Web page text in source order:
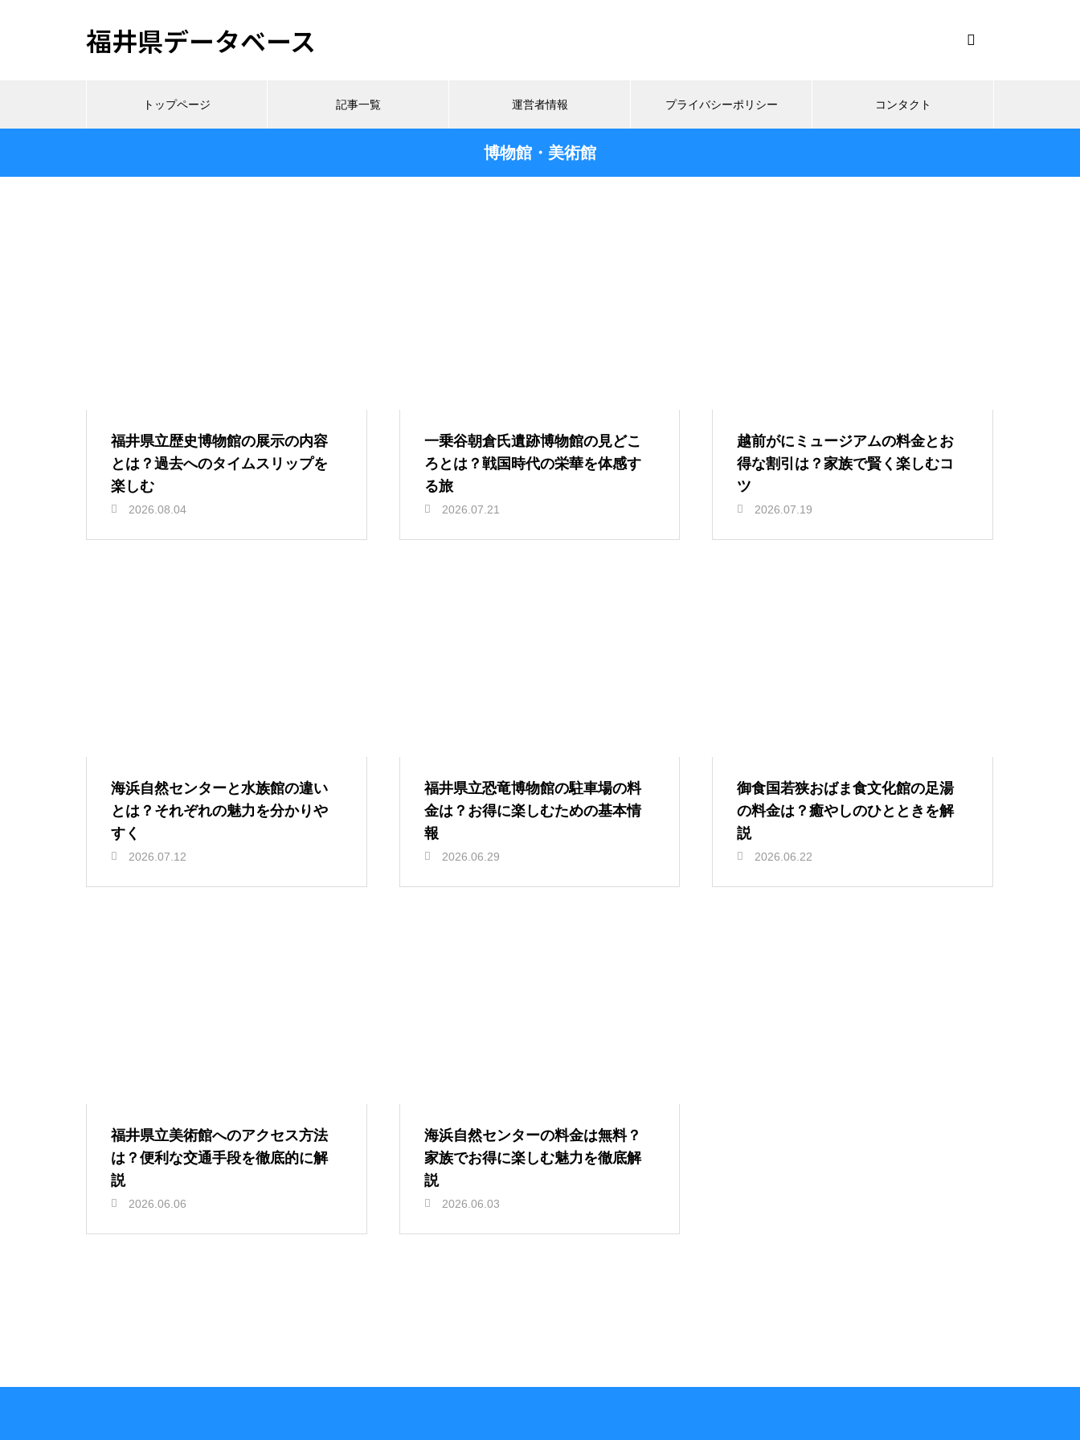
福井県データベース
トップページ 記事一覧 運営者情報 プライバシーポリシー コンタクト
博物館・美術館
福井県立歴史博物館の展示の内容
とは？過去へのタイムスリップを
楽しむ
2026.08.04
一乗谷朝倉氏遺跡博物館の見どこ
ろとは？戦国時代の栄華を体感す
る旅
2026.07.21
越前がにミュージアムの料金とお
得な割引は？家族で賢く楽しむコ
ツ
2026.07.19
海浜自然センターと水族館の違い
とは？それぞれの魅力を分かりや
すく
2026.07.12
福井県立恐竜博物館の駐車場の料
金は？お得に楽しむための基本情
報
2026.06.29
御食国若狭おばま食文化館の足湯
の料金は？癒やしのひとときを解
説
2026.06.22
福井県立美術館へのアクセス方法
は？便利な交通手段を徹底的に解
説
2026.06.06
海浜自然センターの料金は無料？
家族でお得に楽しむ魅力を徹底解
説
2026.06.03